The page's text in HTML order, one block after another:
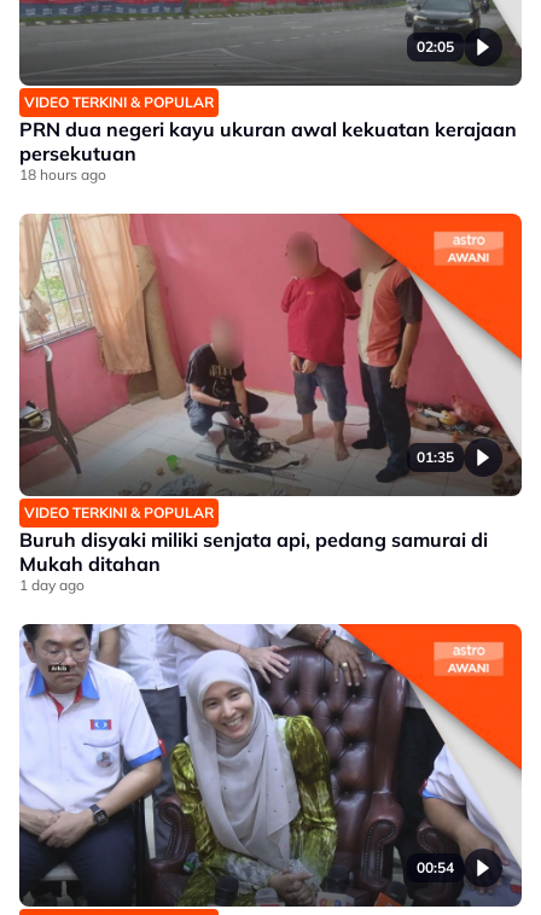
02:05
VIDEO TERKINI & POPULAR
PRN dua negeri kayu ukuran awal kekuatan kerajaan
persekutuan
18 hours ago
01:35
VIDEO TERKINI & POPULAR
Buruh disyaki miliki senjata api, pedang samurai di
Mukah ditahan
1 day ago
00:54